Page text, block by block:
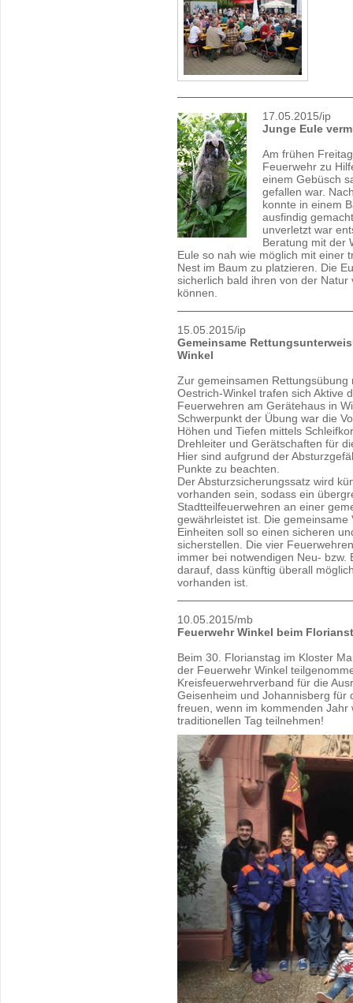
17.05.2015/ip
Junge Eule
Am frühen
Feuerwehr zu
einem Gebüsch
gefallen war.
konnte in einem
ausfindig
unverletzt war
Beratung mit der
Eule so nah wie möglich mit einer
Nest im Baum zu platzieren. Die
sicherlich bald ihren von der
können.
15.05.2015/ip
Gemeinsame
Winkel
Zur gemeinsamen
Oestrich-Winkel trafen sich Aktive
Feuerwehren am Gerätehaus in
Schwerpunkt der Übung war die
Höhen und Tiefen mittels
Drehleiter und Gerätschaften für
Hier sind aufgrund der
Punkte zu beachten.
Der Absturzsicherungssatz wird
vorhanden sein, sodass ein
Stadtteilfeuerwehren an einer
gewährleistet ist. Die
Einheiten soll so einen sicheren
sicherstellen. Die vier
immer bei notwendigen Neu-
darauf, dass künftig überall
vorhanden ist.
10.05.2015/mb
Feuerwehr Winkel beim
Beim 30. Florianstag im Kloster
der Feuerwehr Winkel
Kreisfeuerwehrverband für die
Geisenheim und Johannisberg für
freuen, wenn im kommenden
traditionellen Tag teilnehmen!